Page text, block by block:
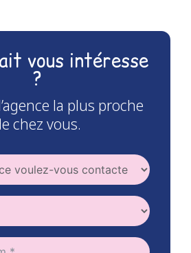
vous intéresse
?
la plus proche
chez vous.